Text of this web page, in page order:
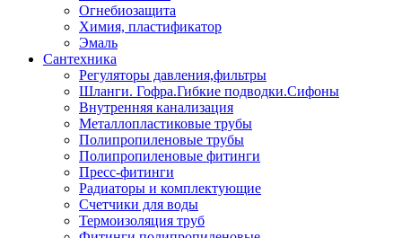
Огнебиозащита
Химия, пластификатор
Эмаль
Сантехника
Регуляторы давления,фильтры
Шланги. Гофра.Гибкие подводки.Сифоны
Внутренняя канализация
Металлопластиковые трубы
Полипропиленовые трубы
Полипропиленовые фитинги
Пресс-фитинги
Радиаторы и комплектующие
Счетчики для воды
Термоизоляция труб